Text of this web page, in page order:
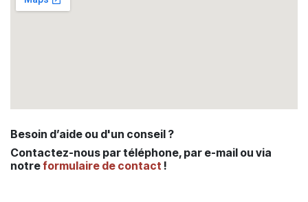
Besoin d’aide ou d'un conseil ?
Contactez-nous par téléphone, par e-mail ou via
notreformulaire de contact !